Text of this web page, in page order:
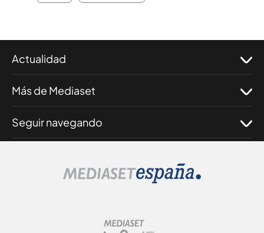
Actualidad
Más de Mediaset
Seguir navegando